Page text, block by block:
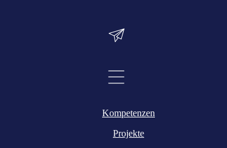
Kompetenzen
Projekte